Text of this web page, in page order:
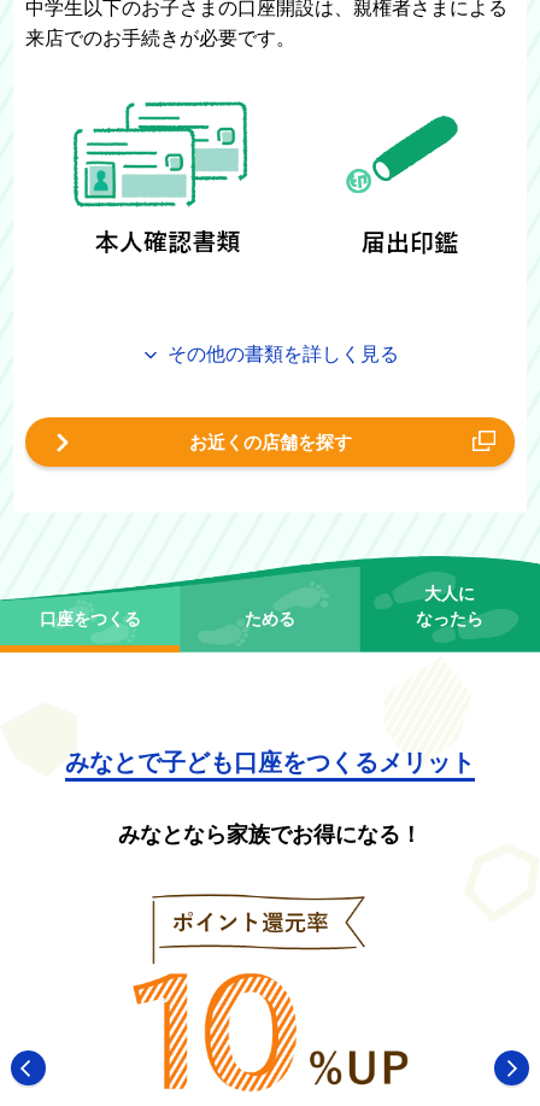
中学生以下のお子さまの口座開設は、親権者さまによる
来店でのお手続きが必要です。
その他の書類を詳しく見る
お近くの店舗を探す
口座をつくる ためる
大人に
なったら
みなとで子ども口座をつくるメリット
みなとなら家族でお得になる！